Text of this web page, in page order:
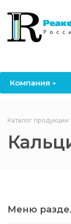
Компания
Назад
Компания
Лицензии
Документы
Филиалы
Назад
Продукция
OceanСhem
Химические
3ASenrise
Назад
Направления
Отвердители
Назад
Информация
Акции
Политика
Каталог продукции
Меню